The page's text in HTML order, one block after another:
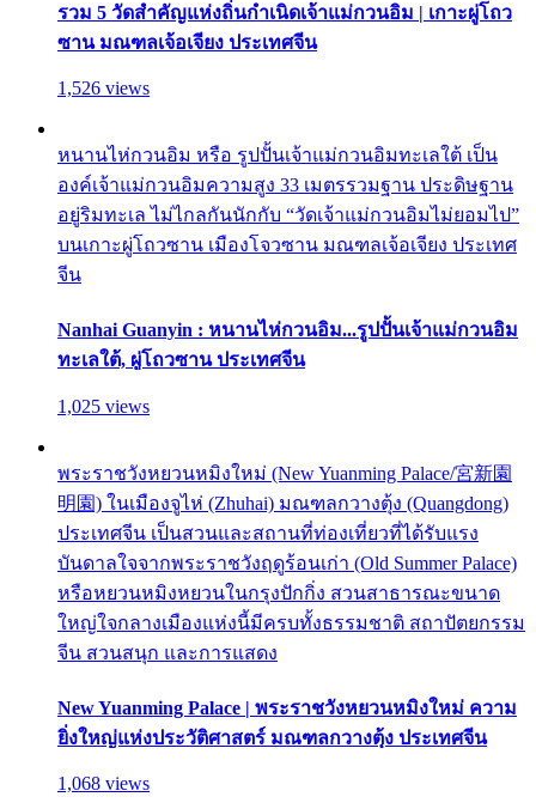
รวม 5 วัดสำคัญแห่งถิ่นกำเนิดเจ้าแม่กวนอิม | เกาะผู่โถว
ซาน มณฑลเจ้อเจียง ประเทศจีน
1,526 views
หนานไห่กวนอิม หรือ รูปปั้นเจ้าแม่กวนอิมทะเลใต้ เป็น
องค์เจ้าแม่กวนอิมความสูง 33 เมตรรวมฐาน ประดิษฐาน
อยู่ริมทะเล ไม่ไกลกันนักกับ “วัดเจ้าแม่กวนอิมไม่ยอมไป”
บนเกาะผู่โถวซาน เมืองโจวซาน มณฑลเจ้อเจียง ประเทศ
จีน
Nanhai Guanyin : หนานไห่กวนอิม...รูปปั้นเจ้าแม่กวนอิม
ทะเลใต้, ผู่โถวซาน ประเทศจีน
1,025 views
พระราชวังหยวนหมิงใหม่ (New Yuanming Palace/宮新園
明園) ในเมืองจูไห่ (Zhuhai) มณฑลกวางตุ้ง (Quangdong)
ประเทศจีน เป็นสวนและสถานที่ท่องเที่ยวที่ได้รับแรง
บันดาลใจจากพระราชวังฤดูร้อนเก่า (Old Summer Palace)
หรือหยวนหมิงหยวนในกรุงปักกิ่ง สวนสาธารณะขนาด
ใหญ่ใจกลางเมืองแห่งนี้มีครบทั้งธรรมชาติ สถาปัตยกรรม
จีน สวนสนุก และการแสดง
New Yuanming Palace | พระราชวังหยวนหมิงใหม่ ความ
ยิ่งใหญ่แห่งประวัติศาสตร์ มณฑลกวางตุ้ง ประเทศจีน
1,068 views